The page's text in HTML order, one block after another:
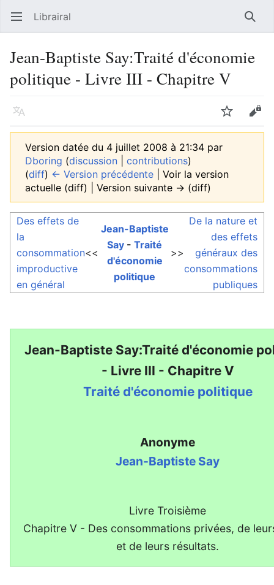
Ouvrir le menu principal Librairal
Jean-Baptiste Say:Traité d'économie
politique - Livre III - Chapitre V
Langue Suivre
Version datée du 4 juillet 2008 à 21:34 par
Dboring (discussion contributions)
(diff) ← Version précédente | Voir la version
actuelle (diff) | Version suivante → (diff)
Des effets de
la
consommation
improductive
en général
<<
Jean-Baptiste
Say - Traité
d'économie
politique
>>
De la nature et
des effets
généraux des
consommations
publiques
Jean-Baptiste Say:Traité d'économie
- Livre III - Chapitre V
Traité d'économie politique
Anonyme
Jean-Baptiste Say
Livre Troisième
Chapitre V - Des consommations privées, de
et de leurs résultats.